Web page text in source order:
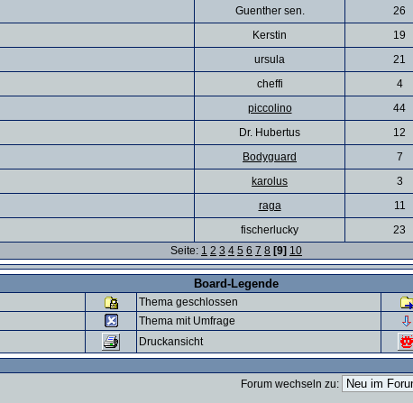
Guenther sen. 26
Kerstin 19
ursula 21
cheffi 4
piccolino 44
Dr. Hubertus 12
Bodyguard 7
karolus 3
raga 11
fischerlucky 23
Seite: 1 2 3 4 5 6 7 8 [9] 10
Board-Legende
Thema geschlossen
Thema mit Umfrage
Druckansicht
Forum wechseln zu: